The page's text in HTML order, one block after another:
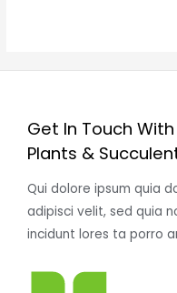
Get In Touch
Plants &
Qui dolore ipsum quia
adipisci velit, sed quia
incidunt lores ta porro